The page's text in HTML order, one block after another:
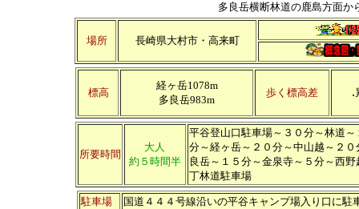
多良岳横断林道の鹿島方面か
場所 長崎県大村市・高来町
標高
経ヶ岳1078m
多良岳983m
歩く標高差 .
所要時間
大人
約５時間半
平谷登山口駐車場～３０分～林道
分～経ヶ岳～２０分～中山越～２
良岳～１５分～金泉寺～５分～西
丁林道駐車場
駐車場 国道４４４号線沿いの平谷キャンプ場入り口に駐